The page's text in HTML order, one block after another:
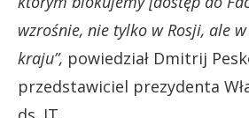
wzrośnie, nie tylko w Rosji, ale
kraju”, powiedział Dmitrij
przedstawiciel prezydenta